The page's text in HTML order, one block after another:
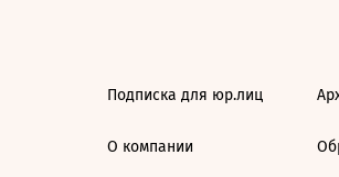
Подписка для юр.лиц
О компании